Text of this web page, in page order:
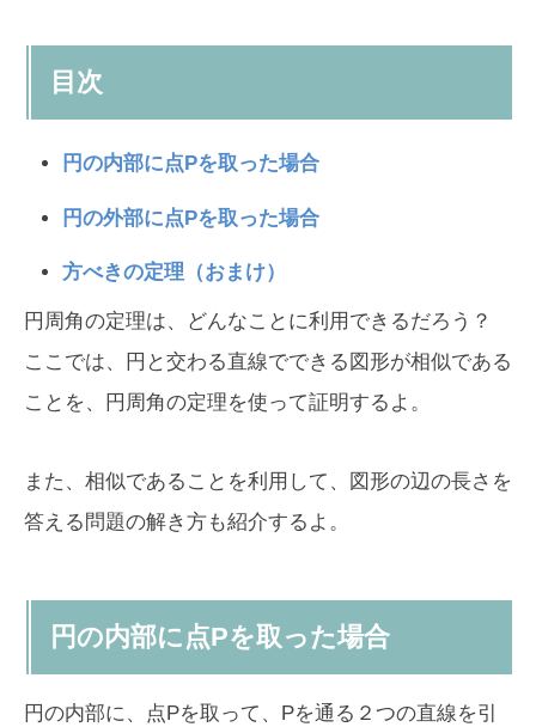
目次
円の内部に点Pを取った場合
円の外部に点Pを取った場合
方べきの定理（おまけ）
円周角の定理は、どんなことに利用できるだろう？
ここでは、円と交わる直線でできる図形が相似である
ことを、円周角の定理を使って証明するよ。
また、相似であることを利用して、図形の辺の長さを
答える問題の解き方も紹介するよ。
円の内部に点Pを取った場合
円の内部に、点Pを取って、Pを通る２つの直線を引